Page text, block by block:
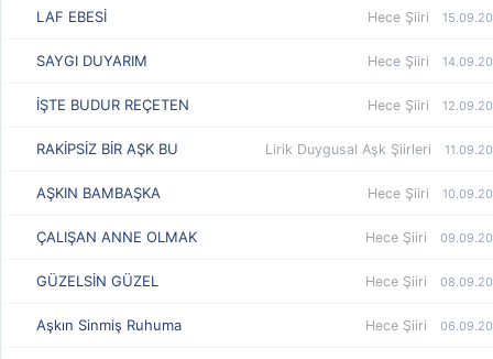
LAF EBESİ Hece Şiiri
SAYGI DUYARIM Hece Şiiri
İŞTE BUDUR REÇETEN Hece Şiiri
RAKİPSİZ BİR AŞK BU Lirik Duygusal Aşk Şiirleri
AŞKIN BAMBAŞKA Hece Şiiri
ÇALIŞAN ANNE OLMAK Hece Şiiri
GÜZELSİN GÜZEL Hece Şiiri
Aşkın Sinmiş Ruhuma Hece Şiiri